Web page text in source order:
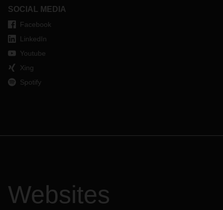
SOCIAL MEDIA
Facebook
LinkedIn
Youtube
Xing
Spotify
Websites